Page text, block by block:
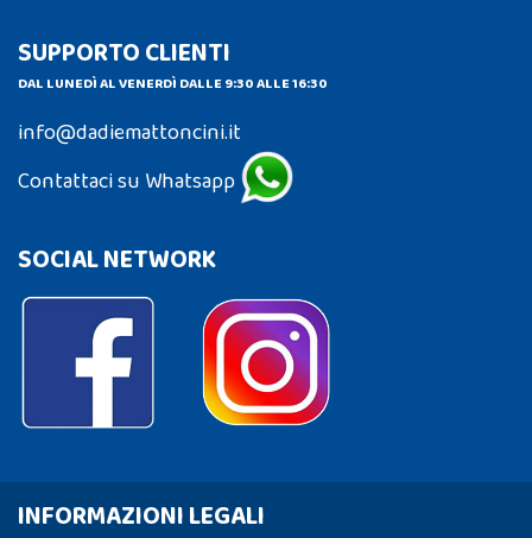
SUPPORTO CLIENTI
DAL LUNEDÌ AL VENERDÌ DALLE 9:30 ALLE 16:30
info@dadiemattoncini.it
Contattaci su Whatsapp
SOCIAL NETWORK
INFORMAZIONI LEGALI